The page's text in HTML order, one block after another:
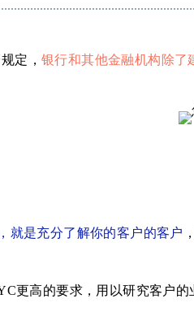
定， 银行和其他金融机构除了
就是充分了解你的客户的客户
更高的要求，用以研究客户